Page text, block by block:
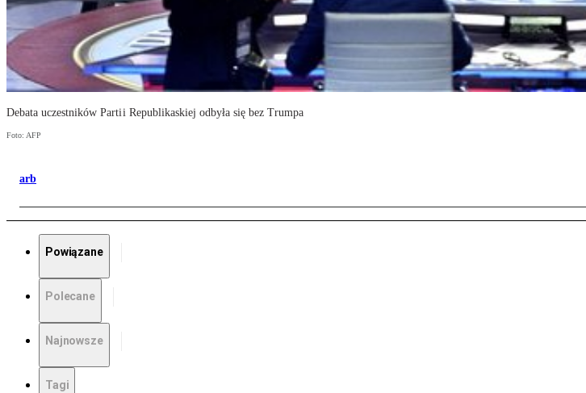
Debata uczestników Partii Republikaskiej odbyła się bez Trumpa
Foto: AFP
arb
Powiązane
Polecane
Najnowsze
Tagi